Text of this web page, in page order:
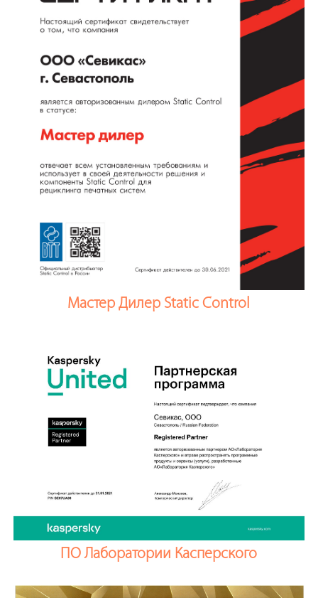
Мастер Дилер Static Control
ПО Лаборатории Касперского